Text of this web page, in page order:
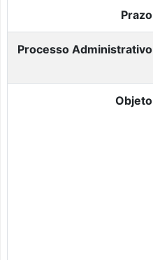
Prazo
Processo Administrativo
Objeto